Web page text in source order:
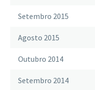
Setembro 2015
Agosto 2015
Outubro 2014
Setembro 2014